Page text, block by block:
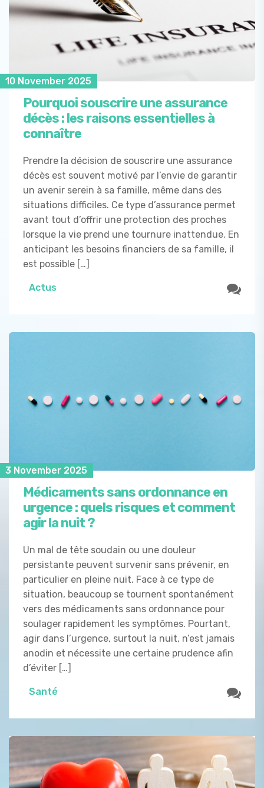
10 November 2025
Pourquoi souscrire une assurance
décès : les raisons essentielles à
connaître
Prendre la décision de souscrire une assurance
décès est souvent motivé par l’envie de garantir
un avenir serein à sa famille, même dans des
situations difficiles. Ce type d’assurance permet
avant tout d’offrir une protection des proches
lorsque la vie prend une tournure inattendue. En
anticipant les besoins financiers de sa famille, il
est possible […]
Actus
3 November 2025
Médicaments sans ordonnance en
urgence : quels risques et comment
agir la nuit ?
Un mal de tête soudain ou une douleur
persistante peuvent survenir sans prévenir, en
particulier en pleine nuit. Face à ce type de
situation, beaucoup se tournent spontanément
vers des médicaments sans ordonnance pour
soulager rapidement les symptômes. Pourtant,
agir dans l’urgence, surtout la nuit, n’est jamais
anodin et nécessite une certaine prudence afin
d’éviter […]
Santé